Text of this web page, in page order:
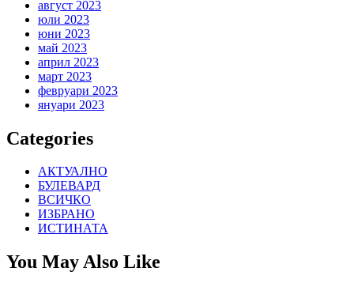
август 2023
юли 2023
юни 2023
май 2023
април 2023
март 2023
февруари 2023
януари 2023
Categories
АКТУАЛНО
БУЛЕВАРД
ВСИЧКО
ИЗБРАНО
ИСТИНАТА
You May Also Like